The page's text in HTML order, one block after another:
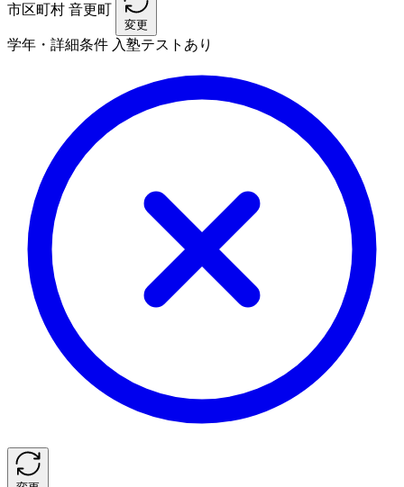
市区町村 音更町
変更
学年・詳細条件 入塾テストあり